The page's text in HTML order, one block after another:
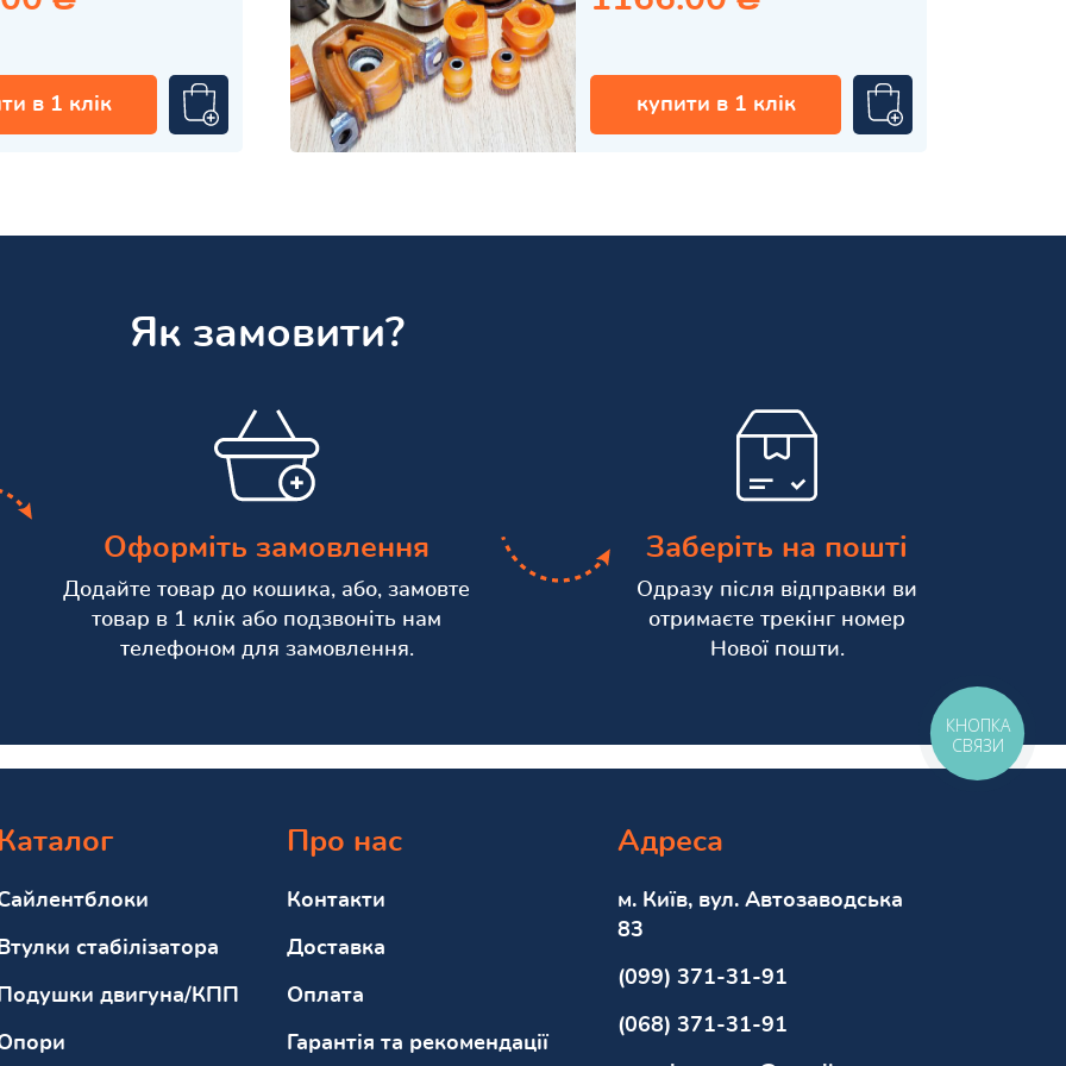
в 1 клік купити в 1 клік
Як замовити?
Оформіть замовлення
Додайте товар до кошика, або, замовте
товар в 1 клік або подзвоніть нам
телефоном для замовлення.
Заберіть на пошті
Одразу після відправки ви
отримаєте трекінг номер
Нової пошти.
стабілізатора
двигуна/КПП
Про нас
Контакти
Доставка
Оплата
Гарантія та рекомендації
Адреса
м. Київ, вул. Автозаводська
83
(099) 371-31-91
(068) 371-31-91
КНОПКА
СВЯЗИ